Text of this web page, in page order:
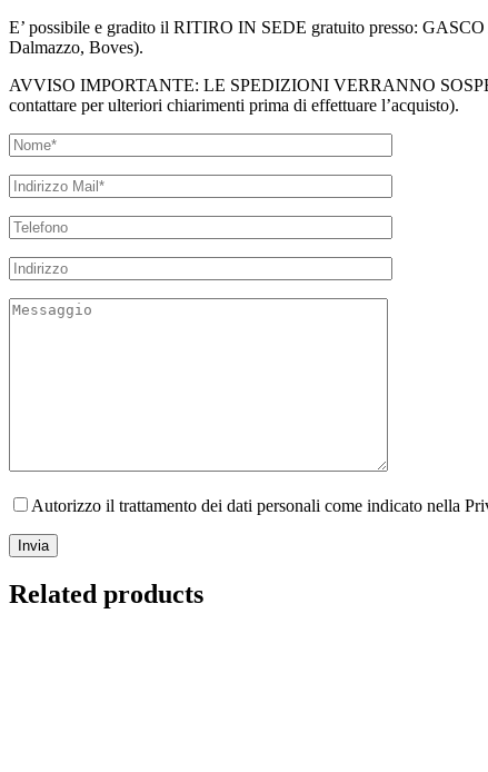
E’ possibile e gradito il RITIRO IN SEDE gratuito presso:
Dalmazzo, Boves).
AVVISO IMPORTANTE: LE SPEDIZIONI VERRANNO
contattare per ulteriori chiarimenti prima di effettuare l’acquisto).
Autorizzo il trattamento dei dati personali come indicato nella
Related products